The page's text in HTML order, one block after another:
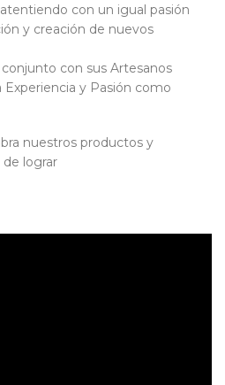
con un igual pasión
y creación de nuevos
con sus Artesanos
y Pasión como
nuestros productos y
lograr